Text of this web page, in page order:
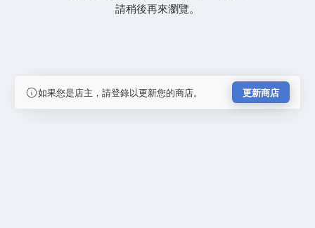
請稍後再來瀏覽。
如果您是店主，請登錄以更新您的商店。 更新商店